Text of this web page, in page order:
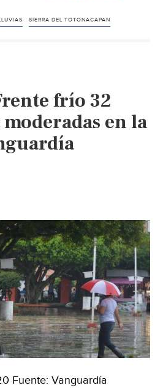
en
SIERRA DEL TOTONACAPAN
frío 32
en la
Fuente: Vanguardía